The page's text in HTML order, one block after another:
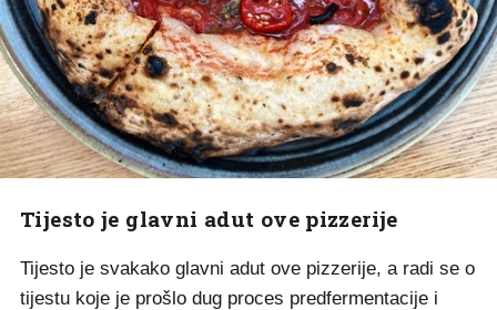
Tijesto je glavni adut ove pizzerije
Tijesto je svakako glavni adut ove pizzerije, a radi se o
tijestu koje je prošlo dug proces predfermentacije i